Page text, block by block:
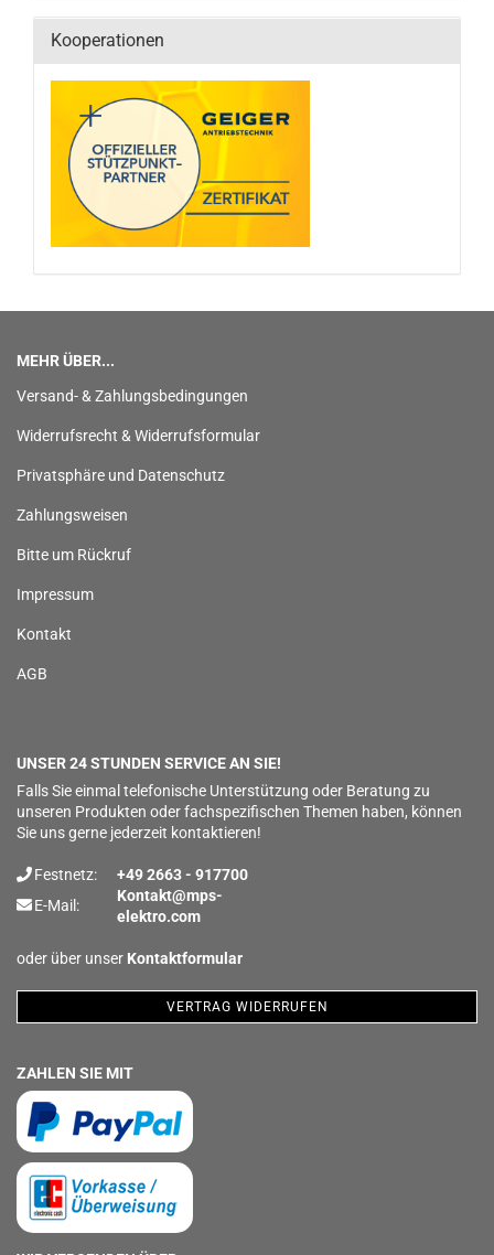
Kooperationen
MEHR ÜBER...
Versand- & Zahlungsbedingungen
Widerrufsrecht & Widerrufsformular
Privatsphäre und Datenschutz
Zahlungsweisen
Bitte um Rückruf
Impressum
Kontakt
AGB
UNSER 24 STUNDEN SERVICE AN SIE!
Falls Sie einmal telefonische Unterstützung oder Beratung zu
unseren Produkten oder fachspezifischen Themen haben, können
Sie uns gerne jederzeit kontaktieren!
Festnetz:
+49 2663 - 917700
E-Mail:
Kontakt@mps-
elektro.com
oder über unser Kontaktformular
VERTRAG WIDERRUFEN
ZAHLEN SIE MIT